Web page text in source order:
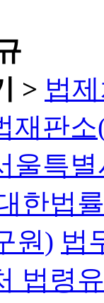
> 법
재판
울특
한법
원) 법
법령